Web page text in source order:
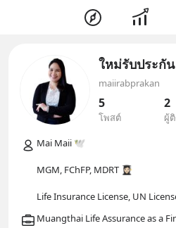
ใหม่รับประกัน
maiirabprakan
5
โพสต์
2
ผู้
Mai Maii 🕊
MGM, FChFP, MDRT 👩🏻‍🎓
Life Insurance License, UN